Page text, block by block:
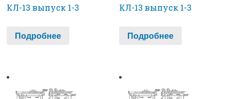
КЛ-13 выпуск 1-3
Подробнее
КЛ-13 выпуск 1-3
Подробнее